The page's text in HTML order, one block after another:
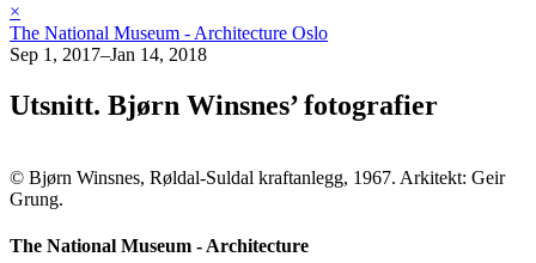
×
The National Museum - Architecture Oslo
Sep 1, 2017–Jan 14, 2018
Utsnitt. Bjørn Winsnes’ fotografier
© Bjørn Winsnes, Røldal-Suldal kraftanlegg, 1967. Arkitekt: Geir
Grung.
The National Museum - Architecture